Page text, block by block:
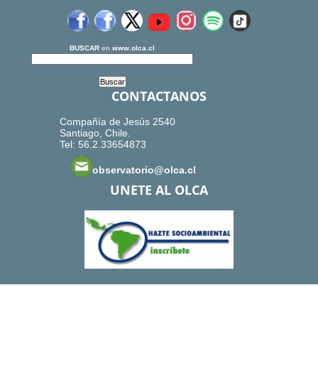
BUSCAR en www.olca.cl
CONTACTANOS
Compañía de Jesús 2540
Santiago, Chile.
Tel: 56.2.33654873
observatorio@olca.cl
UNETE AL OLCA